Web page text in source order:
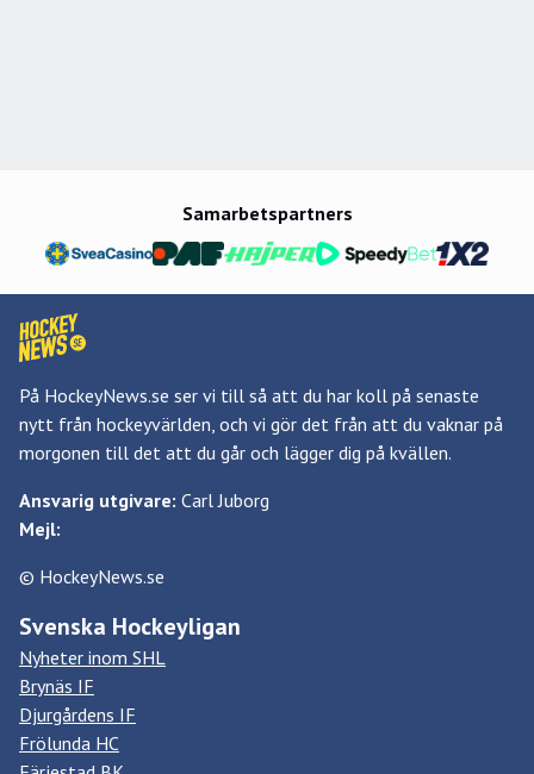
Samarbetspartners
På HockeyNews.se ser vi till så att du har koll på senaste
nytt från hockeyvärlden, och vi gör det från att du vaknar på
morgonen till det att du går och lägger dig på kvällen.
Ansvarig utgivare: Carl Juborg
Mejl:
© HockeyNews.se
Svenska Hockeyligan
Nyheter inom SHL
Brynäs IF
Djurgårdens IF
Frölunda HC